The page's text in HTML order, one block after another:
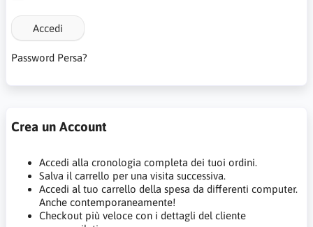
Accedi
Password Persa?
Crea un Account
Accedi alla cronologia completa dei tuoi ordini.
Salva il carrello per una visita successiva.
Accedi al tuo carrello della spesa da differenti computer.
Anche contemporaneamente!
Checkout più veloce con i dettagli del cliente